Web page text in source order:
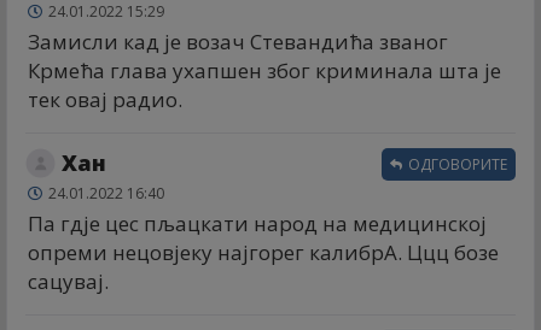
24.01.2022 15:29
Замисли кад је возач Стевандића званог
Крмећа глава ухапшен због криминала шта је
тек овај радио.
Хан
24.01.2022 16:40
Па гдје цес пљацкати народ на медицинској
опреми нецовјеку најгорег калибрА. Ццц бозе
сацувај.
ОДГОВОРИТЕ